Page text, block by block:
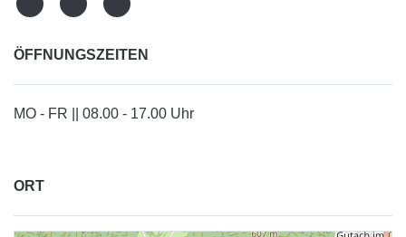
ÖFFNUNGSZEITEN
MO - FR || 08.00 - 17.00 Uhr
ORT